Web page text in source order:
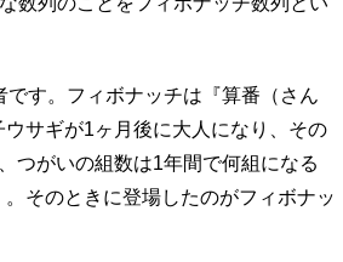
す。フィボナッチは『算番（さん
サギが1ヶ月後に大人になり、その
つがいの組数は1年間で何組になる
そのときに登場したのがフィボナッ